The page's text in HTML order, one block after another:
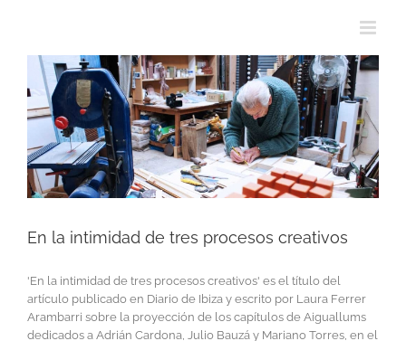
En la intimidad de tres procesos creativos
'En la intimidad de tres procesos creativos' es el título del
artículo publicado en Diario de Ibiza y escrito por Laura Ferrer
Arambarri sobre la proyección de los capítulos de Aiguallums
dedicados a Adrián Cardona, Julio Bauzá y Mariano Torres, en el